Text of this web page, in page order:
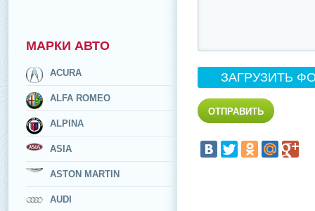
МАРКИ АВТО
ACURA
ALFA ROMEO
ALPINA
ASIA
ASTON MARTIN
AUDI
ЗАГРУЗИТЬ